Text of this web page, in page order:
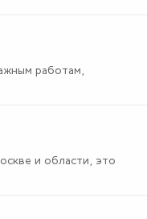
работам,
и области, это